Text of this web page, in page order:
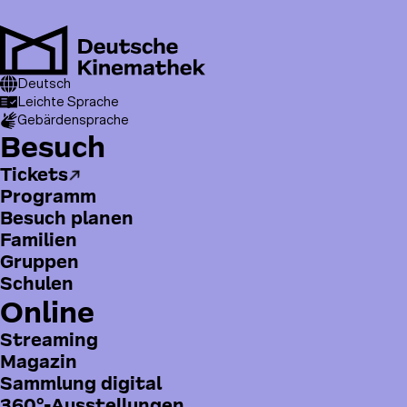
zum
Inhalt
T
o
p
m
e
n
u
Deutsch
Leichte Sprache
Gebärdensprache
H
a
u
p
t
m
e
n
ü
Besuch
Tickets
Programm
Besuch planen
Familien
Gruppen
Schulen
Online
Streaming
Magazin
Sammlung digital
Pfadnavigation
Online
Filmverleih und -vertrieb
Landschaften und Aus einem Leben